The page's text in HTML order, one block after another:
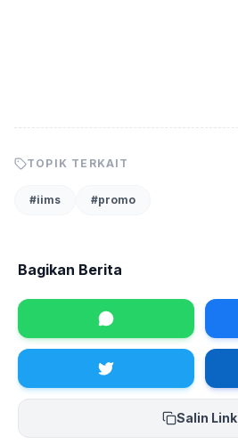
TOPIK TERKAIT
#iims #promo
Bagikan Berita
Salin Link